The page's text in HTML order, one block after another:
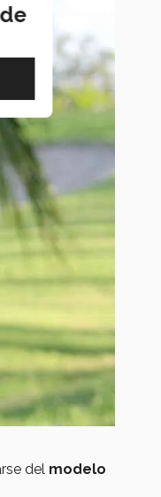
del modelo